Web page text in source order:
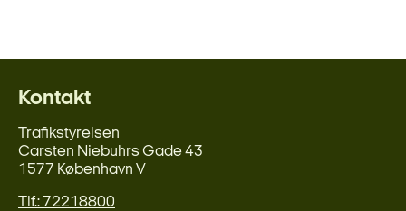
Kontakt
Trafikstyrelsen
Carsten Niebuhrs Gade 43
1577 København V
Tlf.: 72218800